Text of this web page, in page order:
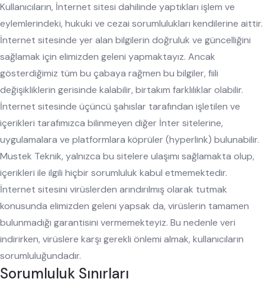
Kullanıcıların, İnternet sitesi dahilinde yaptıkları işlem ve
eylemlerindeki, hukuki ve cezai sorumlulukları kendilerine aittir.
İnternet sitesinde yer alan bilgilerin doğruluk ve güncelliğini
sağlamak için elimizden geleni yapmaktayız. Ancak
gösterdiğimiz tüm bu çabaya rağmen bu bilgiler, fiili
değişikliklerin gerisinde kalabilir, birtakım farklılıklar olabilir.
İnternet sitesinde üçüncü şahıslar tarafından işletilen ve
içerikleri tarafımızca bilinmeyen diğer İnter sitelerine,
uygulamalara ve platformlara köprüler (hyperlink) bulunabilir.
Mustek Teknik, yalnızca bu sitelere ulaşımı sağlamakta olup,
içerikleri ile ilgili hiçbir sorumluluk kabul etmemektedir.
İnternet sitesini virüslerden arındırılmış olarak tutmak
konusunda elimizden geleni yapsak da, virüslerin tamamen
bulunmadığı garantisini vermemekteyiz. Bu nedenle veri
indirirken, virüslere karşı gerekli önlemi almak, kullanıcıların
sorumluluğundadır.
Sorumluluk Sınırları